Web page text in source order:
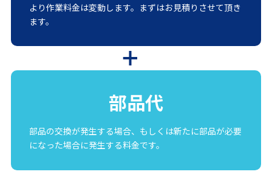
より作業料金は変動します。まずはお見積りさせて頂き
ます。
部品代
部品の交換が発生する場合、もしくは新たに部品が必要
になった場合に発生する料金です。